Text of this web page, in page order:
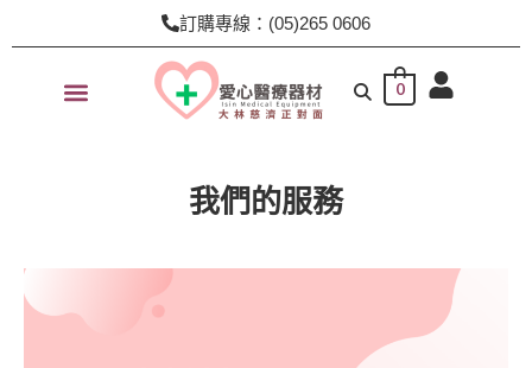
至
訂購專線：(05)265 0606
0
我們的服務